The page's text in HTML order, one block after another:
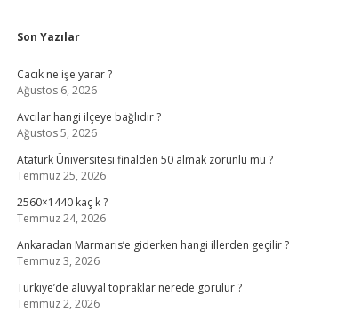
Sidebar
Son Yazılar
Cacık ne işe yarar ?
Ağustos 6, 2026
Avcılar hangi ilçeye bağlıdır ?
Ağustos 5, 2026
Atatürk Üniversitesi finalden 50 almak zorunlu mu ?
Temmuz 25, 2026
2560×1440 kaç k ?
Temmuz 24, 2026
Ankaradan Marmaris’e giderken hangi illerden geçilir ?
Temmuz 3, 2026
Türkiye’de alüvyal topraklar nerede görülür ?
Temmuz 2, 2026